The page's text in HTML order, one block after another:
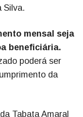
Silva.
mensal seja
beneficiária.
poderá ser
da
Tabata Amaral